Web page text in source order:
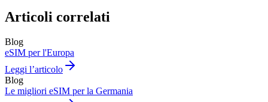
Articoli correlati
Blog
eSIM per l'Europa
Leggi l’articolo
Blog
Le migliori eSIM per la Germania